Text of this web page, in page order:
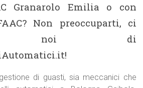
Granarolo Emilia o con
Non preoccuparti, ci
noi di
di guasti, sia meccanici che